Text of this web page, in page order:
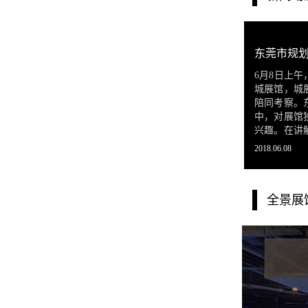
东莞市规
6月8日上午
城展馆，城
陪同考察。
中，对展馆
兴趣。在讲
展项，尤其
2018.06.08
全景展